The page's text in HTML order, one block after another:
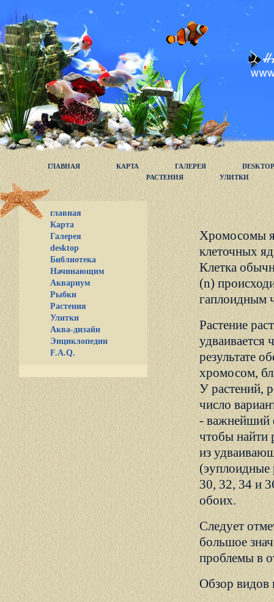
ГЛАВНАЯ КАРТА ГАЛЕРЕЯ
DESKTOP
РАСТЕНИЯ
УЛИТКИ
главная
Карта
Галерея
desktop
Библиотека
Начинающим
Аквариум
Рыбки
Растения
Улитки
Аква-дизайн
Энциклопедии
F.A.Q.
Хромосомы
клеточных
Клетка
(n)
гаплоидным
Растение
удваивается
результате
хромосом,
У растений,
число
- важнейший
чтобы найти
из
(эуплоидные
30, 32, 34 и
обоих.
Следует
большое
проблемы в
Обзор видов